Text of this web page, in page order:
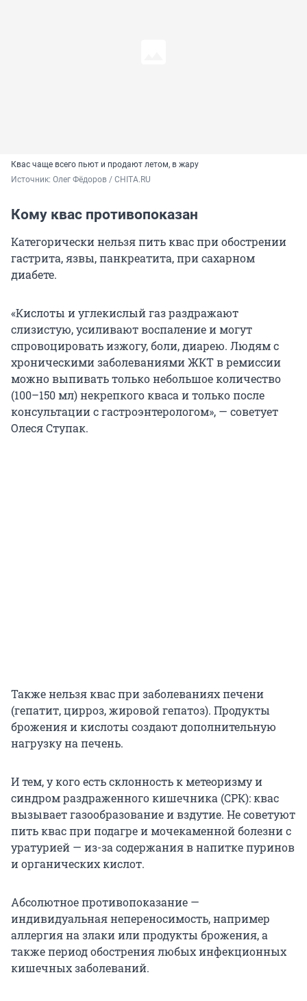
Квас чаще всего пьют и продают летом, в жару
Источник: Олег Фёдоров / CHITA.RU
Кому квас противопоказан
Категорически нельзя пить квас при обострении
гастрита, язвы, панкреатита, при сахарном
диабете.
«Кислоты и углекислый газ раздражают
слизистую, усиливают воспаление и могут
спровоцировать изжогу, боли, диарею. Людям с
хроническими заболеваниями ЖКТ в ремиссии
можно выпивать только небольшое количество
(100–150 мл) некрепкого кваса и только после
консультации с гастроэнтерологом», — советует
Олеся Ступак.
Также нельзя квас при заболеваниях печени
(гепатит, цирроз, жировой гепатоз). Продукты
брожения и кислоты создают дополнительную
нагрузку на печень.
И тем, у кого есть склонность к метеоризму и
синдром раздраженного кишечника (СРК): квас
вызывает газообразование и вздутие. Не советуют
пить квас при подагре и мочекаменной болезни с
уратурией — из-за содержания в напитке пуринов
и органических кислот.
Абсолютное противопоказание —
индивидуальная непереносимость, например
аллергия на злаки или продукты брожения, а
также период обострения любых инфекционных
кишечных заболеваний.